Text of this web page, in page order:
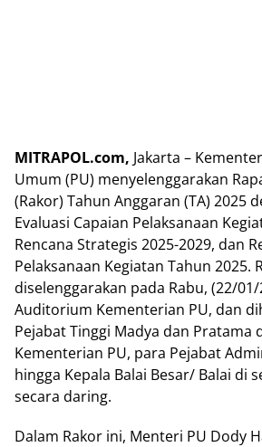
MITRAPOL.com, Jakarta –
Umum (PU) menyelenggarakan
(Rakor) Tahun Anggaran (TA) 2025
Evaluasi Capaian Pelaksanaan
Rencana Strategis 2025-2029, dan
Pelaksanaan Kegiatan Tahun 2025.
diselenggarakan pada Rabu, (22/01/
Auditorium Kementerian PU, dan
Pejabat Tinggi Madya dan Pratama
Kementerian PU, para Pejabat
hingga Kepala Balai Besar/ Balai di
secara daring.
Dalam Rakor ini, Menteri PU Dody